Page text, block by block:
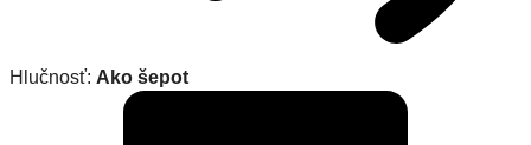
Hlučnosť: Ako šepot